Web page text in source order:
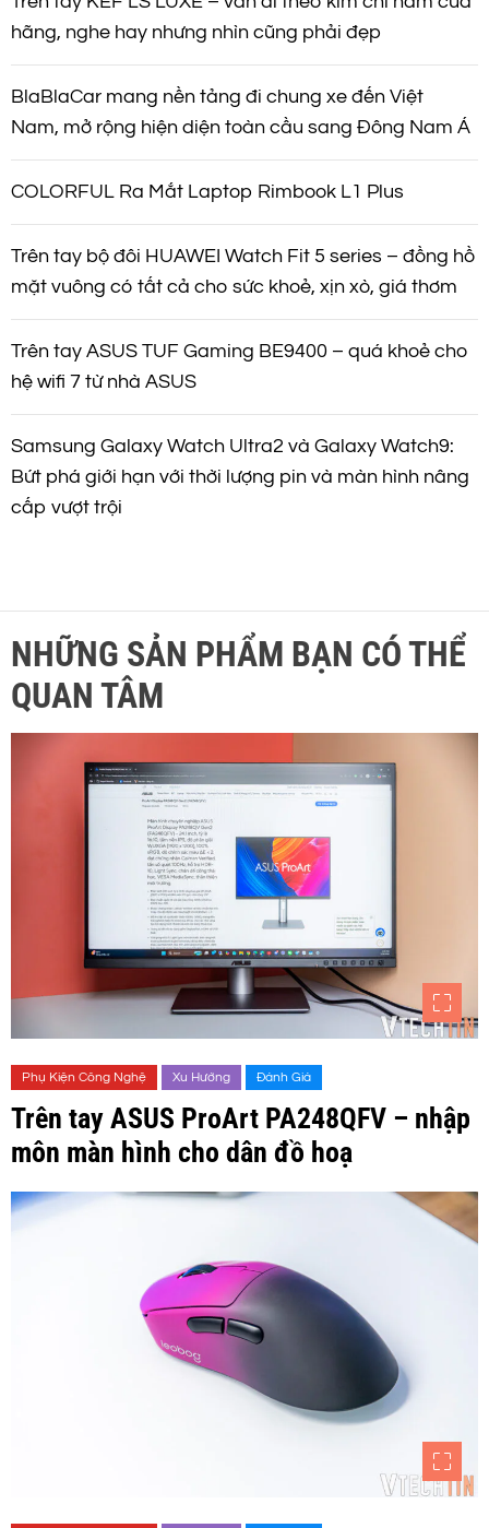
hãng, nghe hay nhưng nhìn cũng phải đẹp
BlaBlaCar mang nền tảng đi chung xe đến Việt
Nam, mở rộng hiện diện toàn cầu sang Đông Nam Á
COLORFUL Ra Mắt Laptop Rimbook L1 Plus
Trên tay bộ đôi HUAWEI Watch Fit 5 series – đồng hồ
mặt vuông có tất cả cho sức khoẻ, xịn xò, giá thơm
Trên tay ASUS TUF Gaming BE9400 – quá khoẻ cho
hệ wifi 7 từ nhà ASUS
Samsung Galaxy Watch Ultra2 và Galaxy Watch9:
Bứt phá giới hạn với thời lượng pin và màn hình nâng
cấp vượt trội
NHỮNG SẢN PHẨM BẠN CÓ THỂ
QUAN TÂM
Phụ Kiện Công Nghệ Xu Hướng Đánh Giá
Trên tay ASUS ProArt PA248QFV – nhập
môn màn hình cho dân đồ hoạ